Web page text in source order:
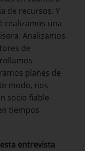
de recursos. Y
realizamos una
Analizamos
de
planes de
modo, nos
socio fiable
tiempos
entrevista